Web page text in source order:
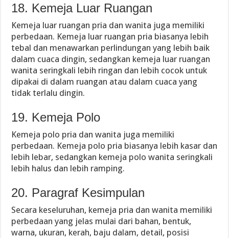
18. Kemeja Luar Ruangan
Kemeja luar ruangan pria dan wanita juga memiliki
perbedaan. Kemeja luar ruangan pria biasanya lebih
tebal dan menawarkan perlindungan yang lebih baik
dalam cuaca dingin, sedangkan kemeja luar ruangan
wanita seringkali lebih ringan dan lebih cocok untuk
dipakai di dalam ruangan atau dalam cuaca yang
tidak terlalu dingin.
19. Kemeja Polo
Kemeja polo pria dan wanita juga memiliki
perbedaan. Kemeja polo pria biasanya lebih kasar dan
lebih lebar, sedangkan kemeja polo wanita seringkali
lebih halus dan lebih ramping.
20. Paragraf Kesimpulan
Secara keseluruhan, kemeja pria dan wanita memiliki
perbedaan yang jelas mulai dari bahan, bentuk,
warna, ukuran, kerah, baju dalam, detail, posisi